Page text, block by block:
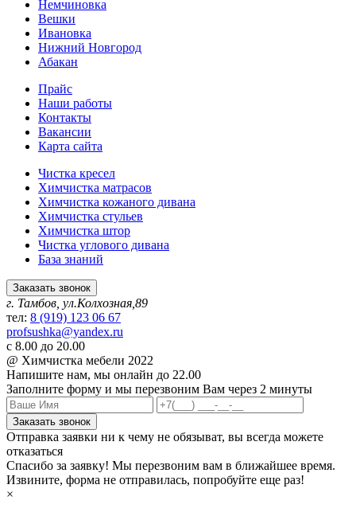
Немчиновка
Вешки
Ивановка
Нижний Новгород
Абакан
Прайс
Наши работы
Контакты
Вакансии
Карта сайта
Чистка кресел
Химчистка матрасов
Химчистка кожаного дивана
Химчистка стульев
Химчистка штор
Чистка углового дивана
База знаний
Заказать звонок
г. Тамбов, ул.Колхозная,89
тел: 8 (919) 123 06 67
profsushka@yandex.ru
с 8.00 до 20.00
@ Химчистка мебели 2022
Напишите нам, мы онлайн до 22.00
Заполните форму и мы перезвоним Вам через 2 минуты
Заказать звонок
Отправка заявки ни к чему не обязыват, вы всегда можете
отказаться
Спасибо за заявку! Мы перезвоним вам в ближайшее время.
Извините, форма не отправилась, попробуйте еще раз!
×